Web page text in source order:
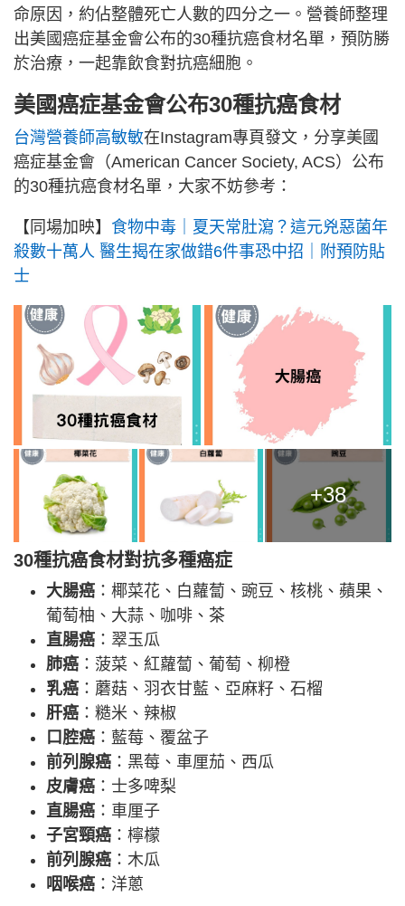
命原因，約佔整體死亡人數的四分之一。營養師整理
出美國癌症基金會公布的30種抗癌食材名單，預防勝
於治療，一起靠飲食對抗癌細胞。
美國癌症基金會公布30種抗癌食材
台灣營養師高敏敏在Instagram專頁發文，分享美國
癌症基金會（American Cancer Society, ACS）公布
的30種抗癌食材名單，大家不妨參考：
【同場加映】 食物中毒｜夏天常肚瀉？這元兇惡菌年
殺數十萬人 醫生揭在家做錯6件事恐中招｜附預防貼
士
+38
30種抗癌食材對抗多種癌症
大腸癌 ：椰菜花、白蘿蔔、豌豆、核桃、蘋果、
葡萄柚、大蒜、咖啡、茶
直腸癌 ：翠玉瓜
肺癌 ：菠菜、紅蘿蔔、葡萄、柳橙
乳癌 ：蘑菇、羽衣甘藍、亞麻籽、石榴
肝癌 ：糙米、辣椒
口腔癌 ：藍莓、覆盆子
前列腺癌 ：黑莓、車厘茄、西瓜
皮膚癌 ：士多啤梨
直腸癌 ：車厘子
子宮頸癌 ：檸檬
前列腺癌 ：木瓜
咽喉癌 ：洋蔥